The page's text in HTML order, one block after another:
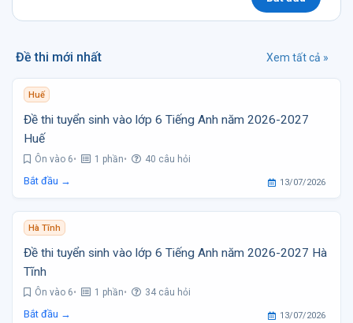
Đề thi mới nhất Xem tất cả »
Huế
Đề thi tuyển sinh vào lớp 6 Tiếng Anh năm 2026-2027
Huế
Ôn vào 6 1 phần 40 câu hỏi
Bắt đầu → 13/07/2026
Hà Tĩnh
Đề thi tuyển sinh vào lớp 6 Tiếng Anh năm 2026-2027 Hà
Tĩnh
Ôn vào 6 1 phần 34 câu hỏi
Bắt đầu → 13/07/2026